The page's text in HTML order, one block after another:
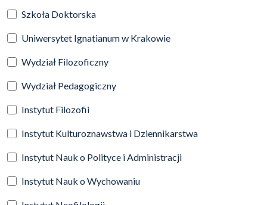
Szkoła Doktorska
Uniwersytet Ignatianum w Krakowie
Wydział Filozoficzny
Wydział Pedagogiczny
Instytut Filozofii
Instytut Kulturoznawstwa i Dziennikarstwa
Instytut Nauk o Polityce i Administracji
Instytut Nauk o Wychowaniu